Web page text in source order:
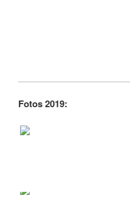
Fotos 2019: